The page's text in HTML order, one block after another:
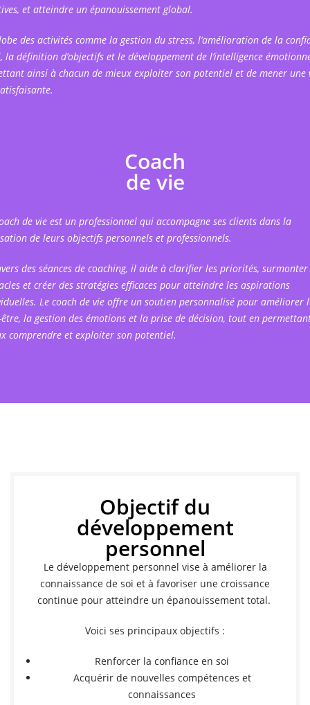
et atteindre un épanouissement global.
des activités comme la gestion du stress, l’amélioration de la
la définition d’objectifs et le développement de l’intelligence
ainsi à chacun de mieux exploiter son potentiel et de mener une
Coach
de vie
de vie est un professionnel qui accompagne ses clients dans la
de leurs objectifs personnels et professionnels.
des séances de coaching, il aide à clarifier les priorités, surmonter
et créer des stratégies efficaces pour atteindre les aspirations
Le coach de vie offre un soutien personnalisé pour améliorer
la gestion des émotions et la prise de décision, tout en
comprendre et exploiter son potentiel.
Objectif du
développement
personnel
Le développement personnel vise à améliorer la
connaissance de soi et à favoriser une croissance
continue pour atteindre un épanouissement total.
Voici ses principaux objectifs :
Renforcer la confiance en soi
Acquérir de nouvelles compétences et
connaissances